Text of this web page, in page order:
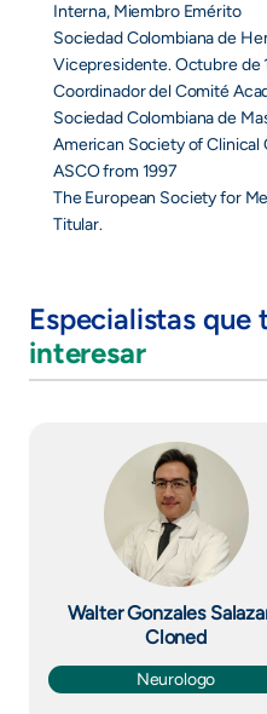
Interna, Miembro Emérito
Sociedad Colombiana de
Vicepresidente. Octubre de
Coordinador del Comité
Sociedad Colombiana de
American Society of
ASCO from 1997
The European Society for
Titular.
Especialistas que
interesar
Imagen
Walter Gonzales
Cloned
Neurologo